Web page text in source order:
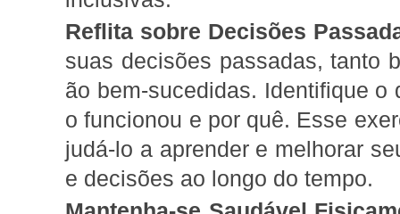
Reflita sobre Decisões
suas decisões passadas, tanto
ão bem-sucedidas. Identifique o
o funcionou e por quê. Esse
judá-lo a aprender e melhorar
e decisões ao longo do tempo.